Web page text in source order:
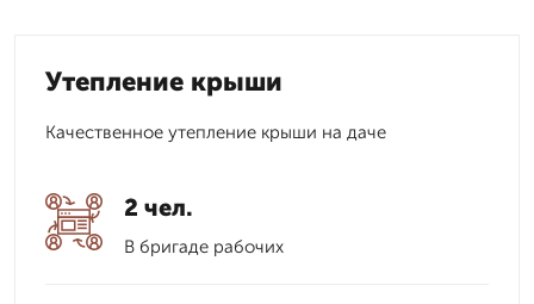
Утепление крыши
Качественное утепление крыши на даче
2 чел.
В бригаде рабочих